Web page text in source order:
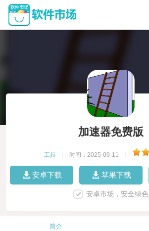
加速器免费版
工具 时间：2025-09-11
安卓下载 苹果下载
安卓市场，安全绿色
简介